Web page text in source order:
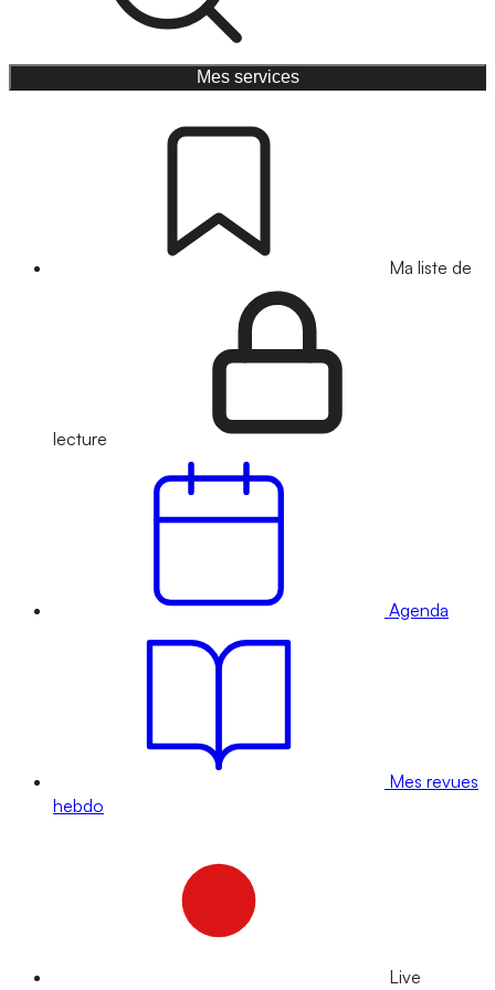
Mes services
Ma liste de
lecture
Agenda
Mes revues
hebdo
Live